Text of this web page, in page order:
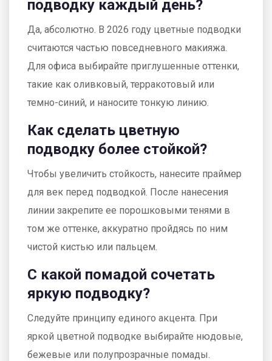
подводку каждый день?
Да, абсолютно. В 2026 году цветные подводки
считаются частью повседневного макияжа.
Для офиса выбирайте приглушенные оттенки,
такие как оливковый, терракотовый или
темно-синий, и наносите тонкую линию.
Как сделать цветную
подводку более стойкой?
Чтобы увеличить стойкость, нанесите праймер
для век перед подводкой. После нанесения
линии закрепите ее порошковыми тенями в
том же оттенке, аккуратно пройдясь по ним
чистой кистью или пальцем.
С какой помадой сочетать
яркую подводку?
Следуйте принципу единого акцента. При
яркой цветной подводке выбирайте нюдовые,
бежевые или полупрозрачные помады.